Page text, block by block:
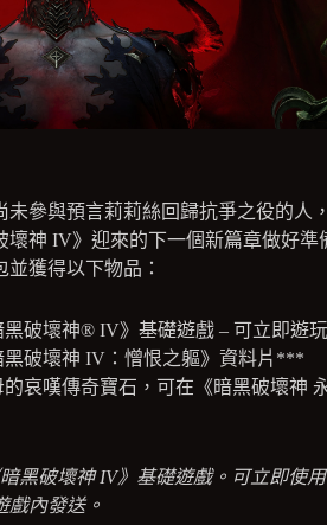
未參與預言莉莉絲回歸抗爭之役的人
壞神 IV》迎來的下一個新篇章做好
並獲得以下物品：
黑破壞神® IV》基礎遊戲 – 可立即遊玩
黑破壞神 IV：憎恨之軀》資料片***
的哀嘆傳奇寶石，可在《暗黑破壞神
黑破壞神 IV》基礎遊戲。可立即使
戲內發送。